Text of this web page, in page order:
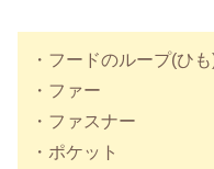
・フードのループ(ひ
・ファー
・ファスナー
・ポケット